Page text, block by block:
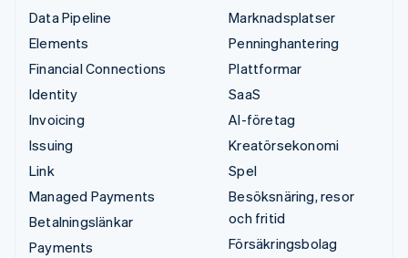
Data Pipeline
Elements
Financial Connections
Identity
Invoicing
Issuing
Link
Managed Payments
Betalningslänkar
Payments
Marknadsplatser
Penninghantering
Plattformar
SaaS
AI-företag
Kreatörsekonomi
Spel
Besöksnäring, resor
och fritid
Försäkringsbolag